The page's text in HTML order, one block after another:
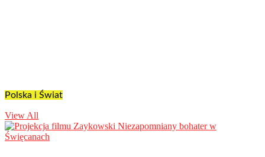
Polska i Świat
View All